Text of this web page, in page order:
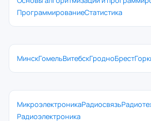
ПрограммированиеСтатистика
МинскГомельВитебскГродноБрест
МикроэлектроникаРадиосвязь
Радиоэлектроника